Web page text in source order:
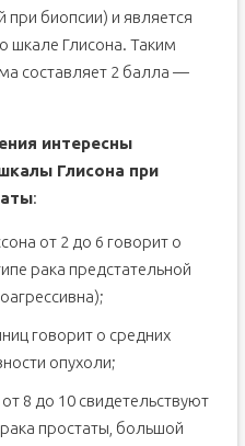
при биопсии) и является
шкале Глисона. Таким
составляет 2 балла —
интересны
Глисона при
:
от 2 до 6 говорит о
рака предстательной
говорит о средних
опухоли;
8 до 10 свидетельствуют
простаты, большой